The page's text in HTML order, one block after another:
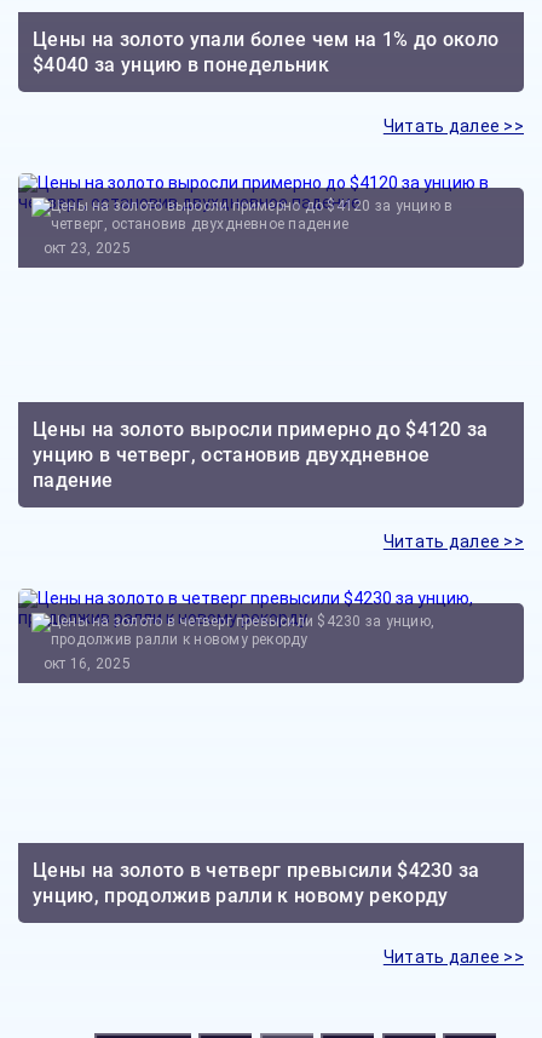
Цены на золото упали более чем на 1% до около
$4040 за унцию в понедельник
Читать далее >>
Цены на золото выросли примерно до $4120 за
унцию в четверг, остановив двухдневное
падение
окт 23, 2025
Читать далее >>
Цены на золото в четверг превысили $4230 за
унцию, продолжив ралли к новому рекорду
окт 16, 2025
Читать далее >>